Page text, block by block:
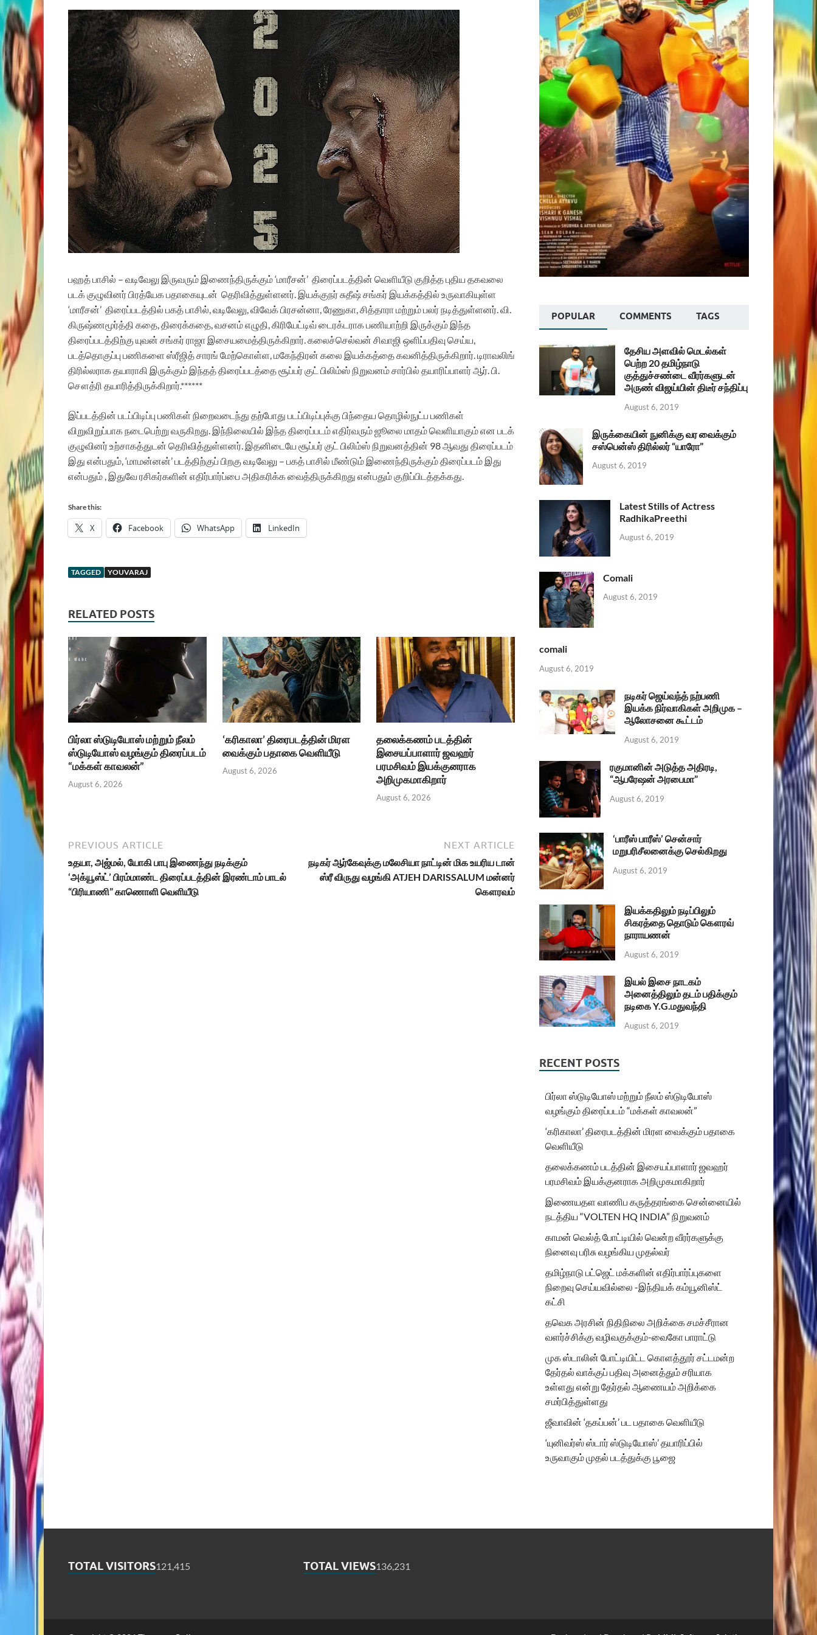
பஹத் பாசில் – வடிவேலு இருவரும் இணைந்திருக்கும் ‘மாரீசன்’ திரைப்படத்தின் வெளியீடு குறித்த புதிய தகவலை
படக் குழுவினர் பிரத்யேக பதாகையுடன் தெரிவித்துள்ளனர். இயக்குநர் சுதீஷ் சங்கர் இயக்கத்தில் உருவாகியுள்ள
‘மாரீசன்’ திரைப்படத்தில் பகத் பாசில், வடிவேலு, விவேக் பிரசன்னா, ரேணுகா, சித்தாரா மற்றும் பலர் நடித்துள்ளனர். வி.
கிருஷ்ணமூர்த்தி கதை, திரைக்கதை, வசனம் எழுதி, கிரியேட்டிவ் டைரக்டராக பணியாற்றி இருக்கும் இந்த
திரைப்படத்திற்கு யுவன் சங்கர் ராஜா இசையமைத்திருக்கிறார். கலைச்செல்வன் சிவாஜி ஒளிப்பதிவு செய்ய,
படத்தொகுப்பு பணிகளை ஸ்ரீஜித் சாரங் மேற்கொள்ள, மகேந்திரன் கலை இயக்கத்தை கவனித்திருக்கிறார். டிராவலிங்
திரில்லராக தயாராகி இருக்கும் இந்தத் திரைப்படத்தை சூப்பர் குட் பிலிம்ஸ் நிறுவனம் சார்பில் தயாரிப்பாளர் ஆர். பி.
சௌத்ரி தயாரித்திருக்கிறார்.******
இப்படத்தின் படப்பிடிப்பு பணிகள் நிறைவடைந்து தற்போது படப்பிடிப்புக்கு பிந்தைய தொழில்நுட்ப பணிகள்
விறுவிறுப்பாக நடைபெற்று வருகிறது. இந்நிலையில் இந்த திரைப்படம் எதிர்வரும் ஜூலை மாதம் வெளியாகும் என படக்
குழுவினர் உற்சாகத்துடன் தெரிவித்துள்ளனர். இதனிடையே சூப்பர் குட் பிலிம்ஸ் நிறுவனத்தின் 98 ஆவது திரைப்படம்
இது என்பதும், ‘மாமன்னன்’ படத்திற்குப் பிறகு வடிவேலு – பகத் பாசில் மீண்டும் இணைந்திருக்கும் திரைப்படம் இது
என்பதும் , இதுவே ரசிகர்களின் எதிர்பார்ப்பை அதிகரிக்க வைத்திருக்கிறது என்பதும் குறிப்பிடத்தக்கது.
Share this:
X Facebook WhatsApp LinkedIn
TAGGED YOUVARAJ
RELATED POSTS
பிர்லா ஸ்டுடியோஸ் மற்றும் நீலம்
ஸ்டுடியோஸ் வழங்கும் திரைப்படம்
“மக்கள் காவலன்”
August 6, 2026
‘கரிகாலா’ திரைபடத்தின் மிரள
வைக்கும் பதாகை வெளியீடு
August 6, 2026
தலைக்கணம் படத்தின்
இசையப்பாளார் ஜவஹர்
பரமசிவம் இயக்குனராக
அறிமுகமாகிறார்
August 6, 2026
PREVIOUS ARTICLE
உதயா, அஜ்மல், யோகி பாபு இணைந்து நடிக்கும்
‘அக்யூஸ்ட்’ பிரம்மாண்ட‌ திரைப்படத்தின் இரண்டாம் பாடல்
“பிரியாணி” காணொளி வெளியீடு
NEXT ARTICLE
நடிகர் ஆர்கேவுக்கு மலேசியா நாட்டின் மிக உயரிய டான்
ஸ்ரீ விருது வழங்கி ATJEH DARISSALUM மன்னர்
கௌரவம்
POPULAR COMMENTS TAGS
தேசிய அளவில் மெடல்கள்
பெற்ற 20 தமிழ்நாடு
குத்துச்சண்டை வீரர்களுடன்
அருண் விஜய்யின் திடீர் சந்திப்பு
August 6, 2019
இருக்கையின் நுனிக்கு வர வைக்கும்
சஸ்பென்ஸ் திரில்லர் “யாரோ”
August 6, 2019
Latest Stills of Actress
RadhikaPreethi
August 6, 2019
Comali
August 6, 2019
comali
August 6, 2019
நடிகர் ஜெய்வந்த் நற்பணி
இயக்க நிர்வாகிகள் அறிமுக –
ஆலோசனை கூட்டம்
August 6, 2019
ரகுமானின் அடுத்த அதிரடி,
“ஆபரேஷன் அரபைமா”
August 6, 2019
‘பாரீஸ் பாரீஸ்’ சென்சார்
மறுபரிசீலனைக்கு செல்கிறது
August 6, 2019
இயக்கதிலும் நடிப்பிலும்
சிகரத்தை தொடும் கௌரவ்
நாராயணன்
August 6, 2019
இயல் இசை நாடகம்
அனைத்திலும் தடம் பதிக்கும்
நடிகை Y.G.மதுவந்தி
August 6, 2019
RECENT POSTS
பிர்லா ஸ்டுடியோஸ் மற்றும் நீலம் ஸ்டுடியோஸ்
வழங்கும் திரைப்படம் “மக்கள் காவலன்”
‘கரிகாலா’ திரைபடத்தின் மிரள வைக்கும் பதாகை
வெளியீடு
தலைக்கணம் படத்தின் இசையப்பாளார் ஜவஹர்
பரமசிவம் இயக்குனராக அறிமுகமாகிறார்
இணையதள வாணிப கருத்தரங்கை சென்னையில்
நடத்திய “VOLTEN HQ INDIA” நிறுவனம்
காமன் வெல்த் போட்டியில் வென்ற வீரர்களுக்கு
நினைவு பரிசு வழங்கிய முதல்வர்
தமிழ்நாடு பட்ஜெட் மக்களின் எதிர்பார்ப்புகளை
நிறைவு செய்யவில்லை -இந்தியக் கம்யூனிஸ்ட்
கட்சி
தவெக அரசின் நிதிநிலை அறிக்கை சமச்சீரான
வளர்ச்சிக்கு வழிவகுக்கும்-வைகோ பாராட்டு
முக ஸ்டாலின் போட்டியிட்ட கொளத்தூர் சட்டமன்ற
தேர்தல் வாக்குப் பதிவு அனைத்தும் சரியாக
உள்ளது என்று தேர்தல் ஆணையம் அறிக்கை
சமர்பித்துள்ளது
ஜீவாவின் ‘தகப்பன்’ பட பதாகை வெளியீடு
‘யுனிவர்ஸ் ஸ்டார் ஸ்டுடியோஸ்’ தயாரிப்பில்
உருவாகும் முதல் படத்துக்கு பூஜை
TOTAL VISITORS121,415 TOTAL VIEWS136,231